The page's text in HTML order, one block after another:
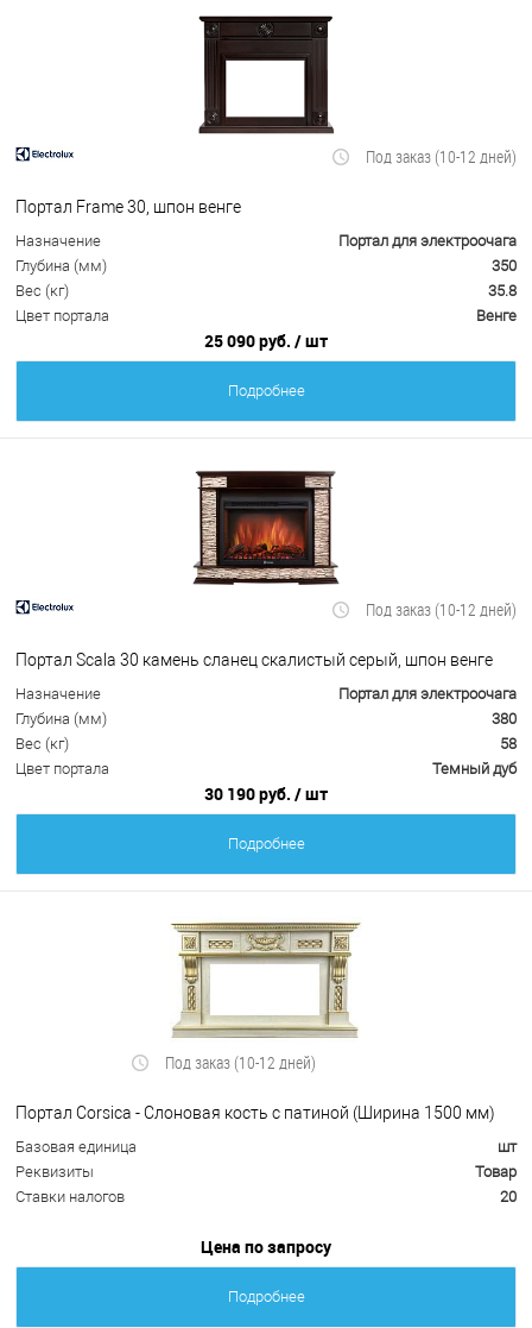
Под заказ (10-12 дней)
Портал Frame 30, шпон венге
Назначение
Портал для электроочага
Глубина (мм)
350
Вес (кг)
35.8
Цвет портала
Венге
25 090 руб. / шт
Подробнее
Под заказ (10-12 дней)
Портал Scala 30 камень сланец скалистый серый, шпон венге
Назначение
Портал для электроочага
Глубина (мм)
380
Вес (кг)
58
Цвет портала
Темный дуб
30 190 руб. / шт
Подробнее
Под заказ (10-12 дней)
Портал Corsica - Слоновая кость с патиной (Ширина 1500 мм)
Базовая единица
шт
Реквизиты
Товар
Ставки налогов
20
Цена по запросу
Подробнее